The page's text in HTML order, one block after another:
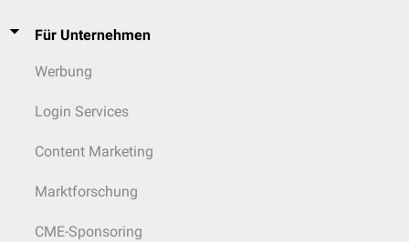
Für Unternehmen
Werbung
Login Services
Content Marketing
Marktforschung
CME-Sponsoring